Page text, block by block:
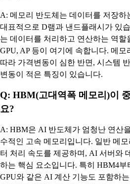
A: 메모리 반도체는 데이터를 저장하
대표적으로 D램과 낸드플래시가 있
는 데이터를 처리하고 연산하는 역할
GPU, AP 등이 여기에 속합니다. 메모
따라 가격변동이 심한 반면, 시스템
변동이 적은 특징이 있습니다.
Q: HBM(고대역폭 메모리)이
요?
A: HBM은 AI 반도체가 엄청난 연산
수적인 고속 메모리입니다. 일반 메모
터 처리 속도를 제공하며, AI 서버와
하는 핵심 요소입니다. 특히 HBM4부
GPU와 같은 AI 계산 기능도 포함하